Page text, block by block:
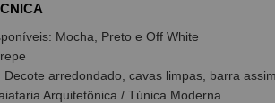
Mocha, Preto e Off White
Decote arredondado, cavas limpas, barra
Arquitetônica / Túnica Moderna